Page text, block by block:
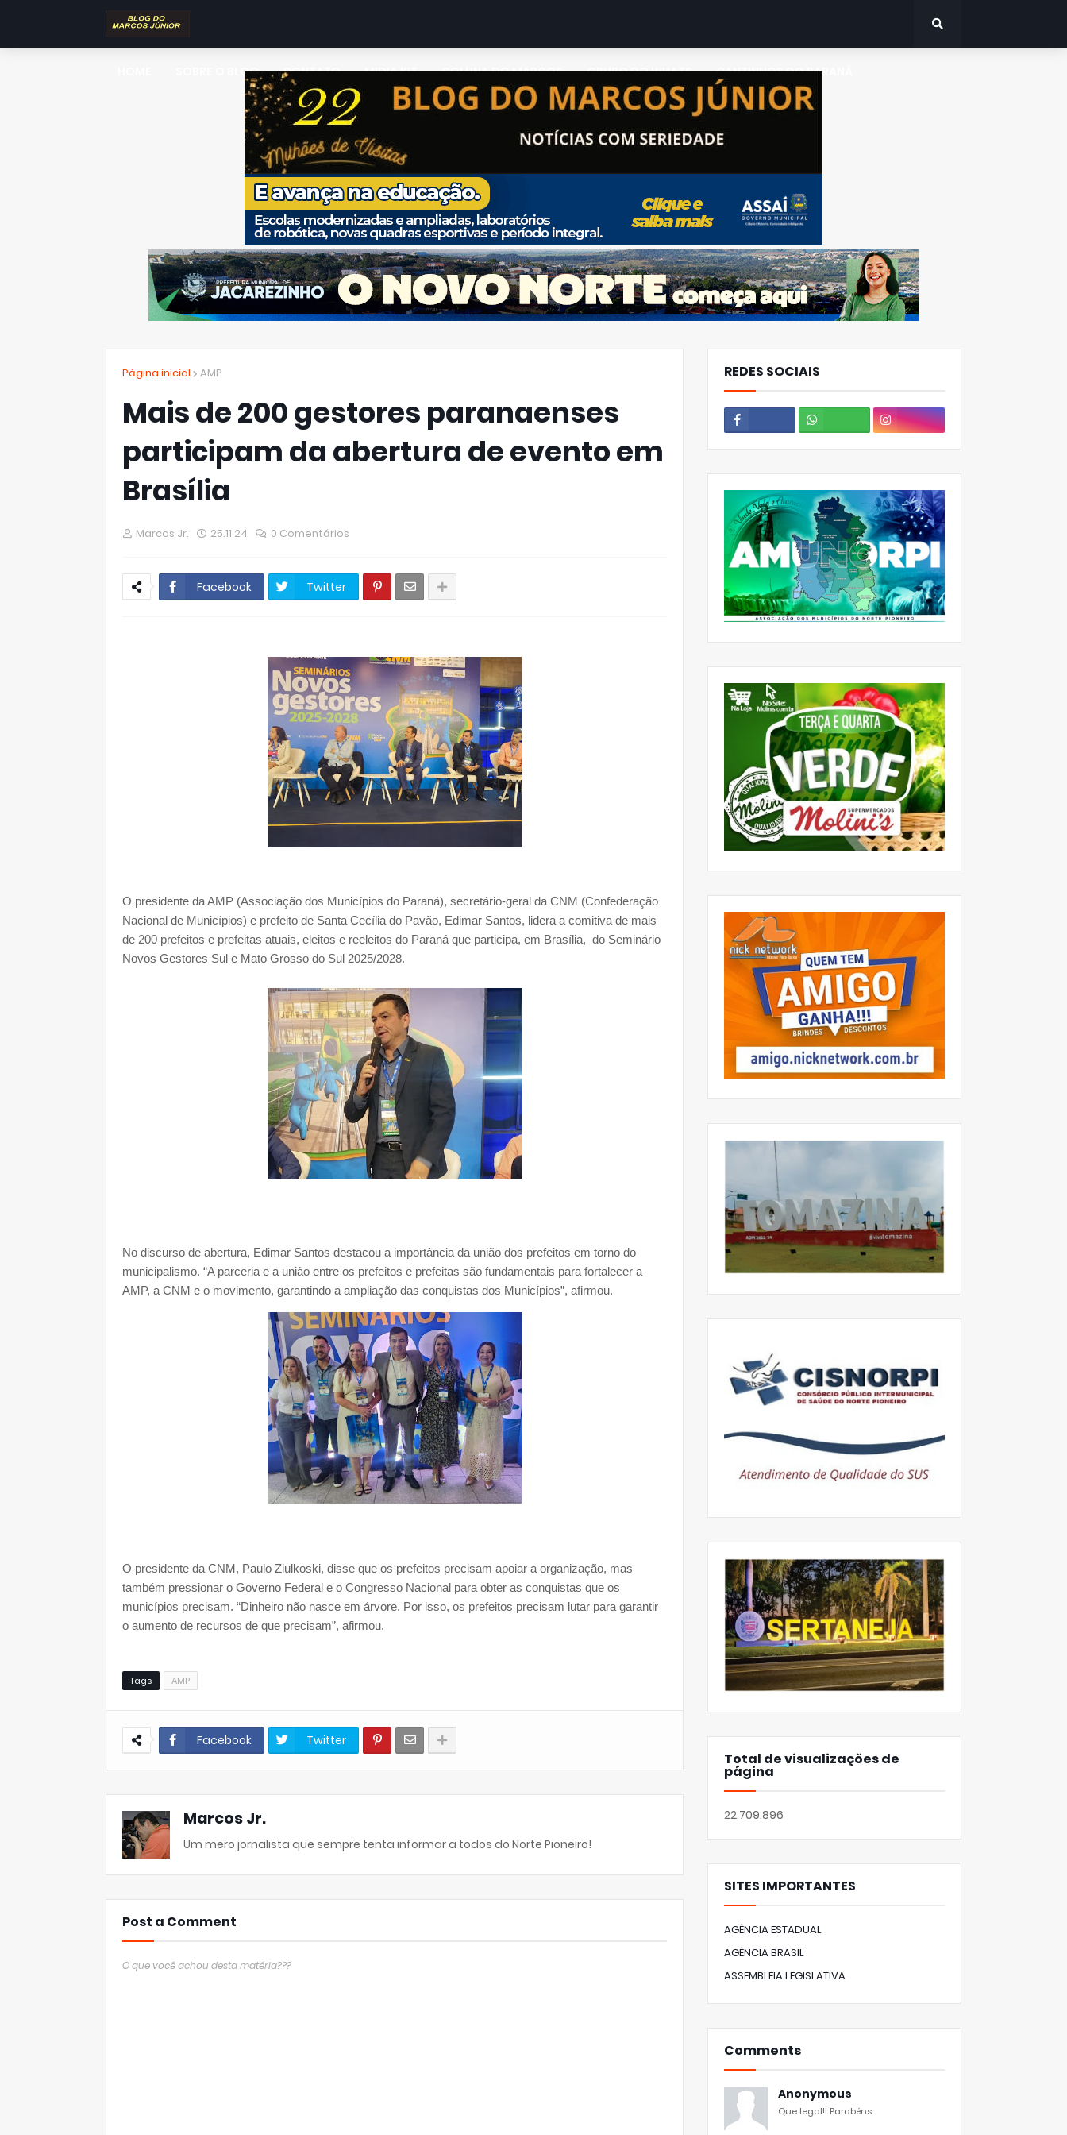
SOBRE O BLOG CONTATO MIDIA KIT COLUNA DO MARCOS GRUPO DO WHATS CANTINHOS DO PARANÁ
Página inicial AMP
Mais de 200 gestores paranaenses
participam da abertura de evento em
Brasília
Marcos Jr. 25.11.24 0 Comentários
Facebook Twitter
O presidente da AMP (Associação dos Municípios do Paraná), secretário-geral da CNM (Confederação
Nacional de Municípios) e prefeito de Santa Cecília do Pavão, Edimar Santos, lidera a comitiva de mais
de 200 prefeitos e prefeitas atuais, eleitos e reeleitos do Paraná que participa, em Brasília, do Seminário
Novos Gestores Sul e Mato Grosso do Sul 2025/2028.
No discurso de abertura, Edimar Santos destacou a importância da união dos prefeitos em torno do
municipalismo. “A parceria e a união entre os prefeitos e prefeitas são fundamentais para fortalecer a
AMP, a CNM e o movimento, garantindo a ampliação das conquistas dos Municípios”, afirmou.
O presidente da CNM, Paulo Ziulkoski, disse que os prefeitos precisam apoiar a organização, mas
também pressionar o Governo Federal e o Congresso Nacional para obter as conquistas que os
municípios precisam. “Dinheiro não nasce em árvore. Por isso, os prefeitos precisam lutar para garantir
o aumento de recursos de que precisam”, afirmou.
Tags AMP
Facebook Twitter
Marcos Jr.
Um mero jornalista que sempre tenta informar a todos do Norte Pioneiro!
Post a Comment
O que você achou desta matéria???
REDES SOCIAIS
Total de visualizações de
página
22,709,896
SITES IMPORTANTES
AGÊNCIA ESTADUAL
AGÊNCIA BRASIL
ASSEMBLEIA LEGISLATIVA
Comments
Anonymous
Que legal!! Parabéns